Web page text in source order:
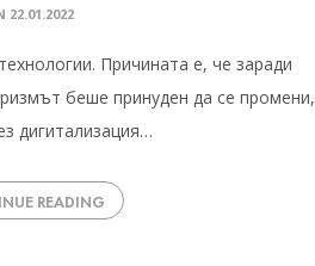
22.01.2022
Причината е, че заради
беше принуден да се промени,
дигитализация…
READING